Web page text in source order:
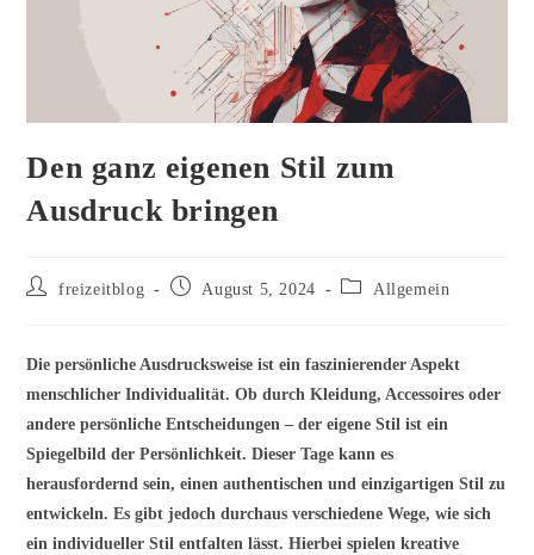
Den ganz eigenen Stil zum
Ausdruck bringen
Beitrags-freizeitblog
BeitragAugust 5, 2024
Beitrags-Allgemein
Die persönliche Ausdrucksweise ist ein faszinierender Aspekt
menschlicher Individualität. Ob durch Kleidung, Accessoires oder
andere persönliche Entscheidungen – der eigene Stil ist ein
Spiegelbild der Persönlichkeit. Dieser Tage kann es
herausfordernd sein, einen authentischen und einzigartigen Stil zu
entwickeln. Es gibt jedoch durchaus verschiedene Wege, wie sich
ein individueller Stil entfalten lässt. Hierbei spielen kreative